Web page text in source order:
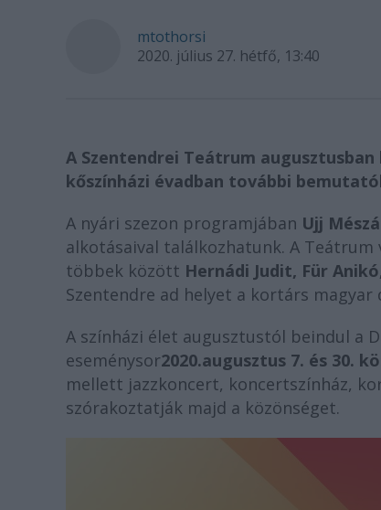
mtothorsi
2020. július 27. hétfő, 13:40
A Szentendrei Teátrum
kőszínházi évadban további
A nyári szezon programjában Ujj
alkotásaival találkozhatunk. A Teátrum
többek között Hernádi Judit, Für
Szentendre ad helyet a kortárs
A színházi élet augusztustól beindul a
eseménysor2020.augusztus 7. és 30.
mellett jazzkoncert, koncertszínház,
szórakoztatják majd a közönséget.